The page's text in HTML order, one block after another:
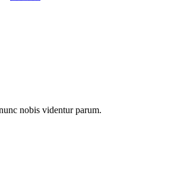
nobis videntur parum.